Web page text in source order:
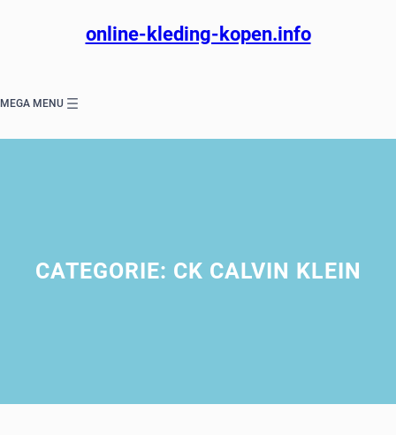
online-kleding-kopen.info
MEGA MENU
CATEGORIE: CK CALVIN KLEIN